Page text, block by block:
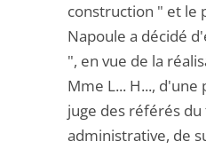
construction " et le
Napoule a décidé
", en vue de la
Mme L... H...,
juge des référés
administrative, de